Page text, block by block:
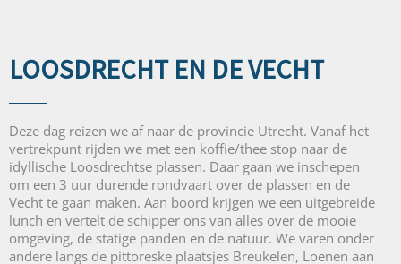
LOOSDRECHT EN DE VECHT
Deze dag reizen we af naar de provincie Utrecht. Vanaf het
vertrekpunt rijden we met een koffie/thee stop naar de
idyllische Loosdrechtse plassen. Daar gaan we inschepen
om een 3 uur durende rondvaart over de plassen en de
Vecht te gaan maken. Aan boord krijgen we een uitgebreide
lunch en vertelt de schipper ons van alles over de mooie
omgeving, de statige panden en de natuur. We varen onder
andere langs de pittoreske plaatsjes Breukelen, Loenen aan